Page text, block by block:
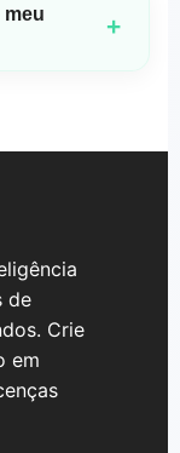
a conta deve
qualificar para
desejam criar
meu
+
serão
de
Crie
em